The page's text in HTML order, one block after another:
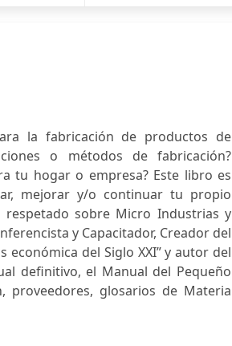
la fabricación de productos de
o métodos de fabricación?
tu hogar o empresa? Este libro es
mejorar y/o continuar tu propio
respetado sobre Micro Industrias y
y Capacitador, Creador del
del Siglo XXI” y autor del
definitivo, el Manual del Pequeño
proveedores, glosarios de Materia